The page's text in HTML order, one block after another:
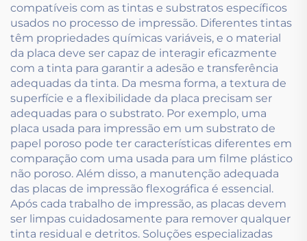
compatíveis com as tintas e substratos específicos
usados no processo de impressão. Diferentes tintas
têm propriedades químicas variáveis, e o material
da placa deve ser capaz de interagir eficazmente
com a tinta para garantir a adesão e transferência
adequadas da tinta. Da mesma forma, a textura de
superfície e a flexibilidade da placa precisam ser
adequadas para o substrato. Por exemplo, uma
placa usada para impressão em um substrato de
papel poroso pode ter características diferentes em
comparação com uma usada para um filme plástico
não poroso. Além disso, a manutenção adequada
das placas de impressão flexográfica é essencial.
Após cada trabalho de impressão, as placas devem
ser limpas cuidadosamente para remover qualquer
tinta residual e detritos. Soluções especializadas